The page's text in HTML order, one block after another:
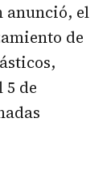
anunció, el
de
de